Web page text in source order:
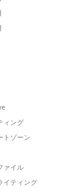
ィング
トゾーン
ァイル
イティング